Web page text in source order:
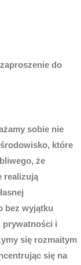
do
sobie nie
które
że
realizują
bez wyjątku
prywatności i
się rozmaitym
się na